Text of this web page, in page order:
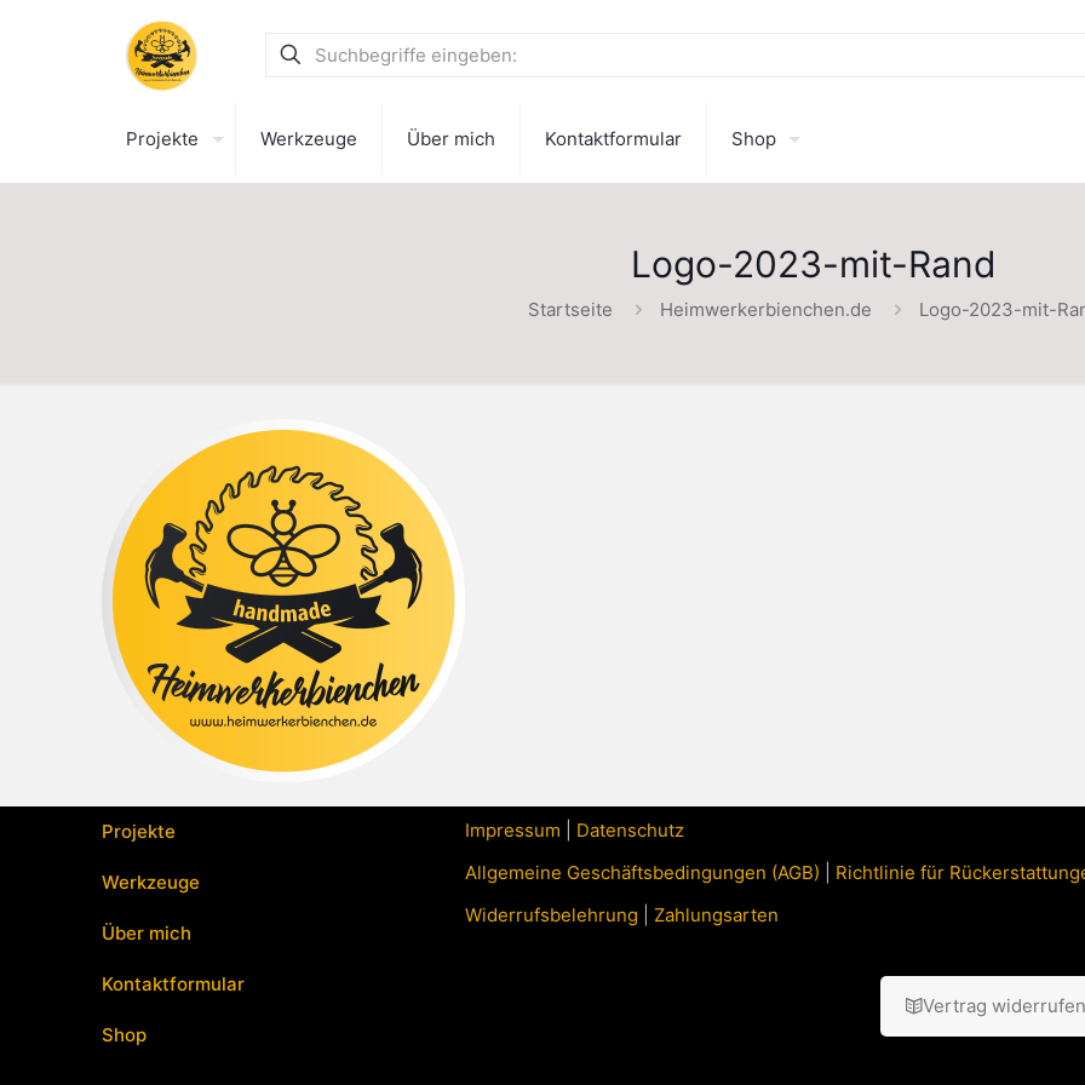
Projekte Werkzeuge Über mich Kontaktformular Shop
Logo-2023-mit-Rand
Startseite Heimwerkerbienchen.de Logo-2023-mit-
Projekte
Werkzeuge
Über mich
Kontaktformular
Shop
Impressum
Datenschutz
Allgemeine Geschäftsbedingungen (AGB)
Richtlinie für
Widerrufsbelehrung
Zahlungsarten
Vertrag widerrufen